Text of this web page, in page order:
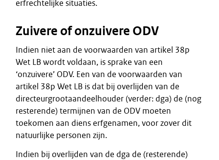
erfrechtelijke situaties.
Zuivere of onzuivere ODV
Indien niet aan de voorwaarden van artikel 38p
Wet LB wordt voldaan, is sprake van een
‘onzuivere’ ODV. Een van de voorwaarden van
artikel 38p Wet LB is dat bij overlijden van de
directeurgrootaandeelhouder (verder: dga) de (nog
resterende) termijnen van de ODV moeten
toekomen aan diens erfgenamen, voor zover dit
natuurlijke personen zijn.
Indien bij overlijden van de dga de (resterende)